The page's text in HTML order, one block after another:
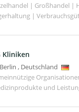
| Großhandel |
|
Kliniken
Berlin , Deutschland
und